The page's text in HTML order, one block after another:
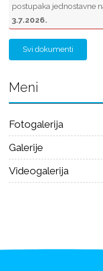
postupaka jednostavne
3.7.2026.
Svi dokumenti
Meni
Fotogalerija
Galerije
Videogalerija